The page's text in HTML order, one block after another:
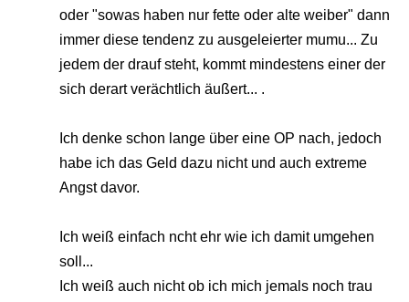
oder "sowas haben nur fette oder alte weiber" dann
immer diese tendenz zu ausgeleierter mumu... Zu
jedem der drauf steht, kommt mindestens einer der
sich derart verächtlich äußert... .
Ich denke schon lange über eine OP nach, jedoch
habe ich das Geld dazu nicht und auch extreme
Angst davor.
Ich weiß einfach ncht ehr wie ich damit umgehen
soll...
Ich weiß auch nicht ob ich mich jemals noch trau